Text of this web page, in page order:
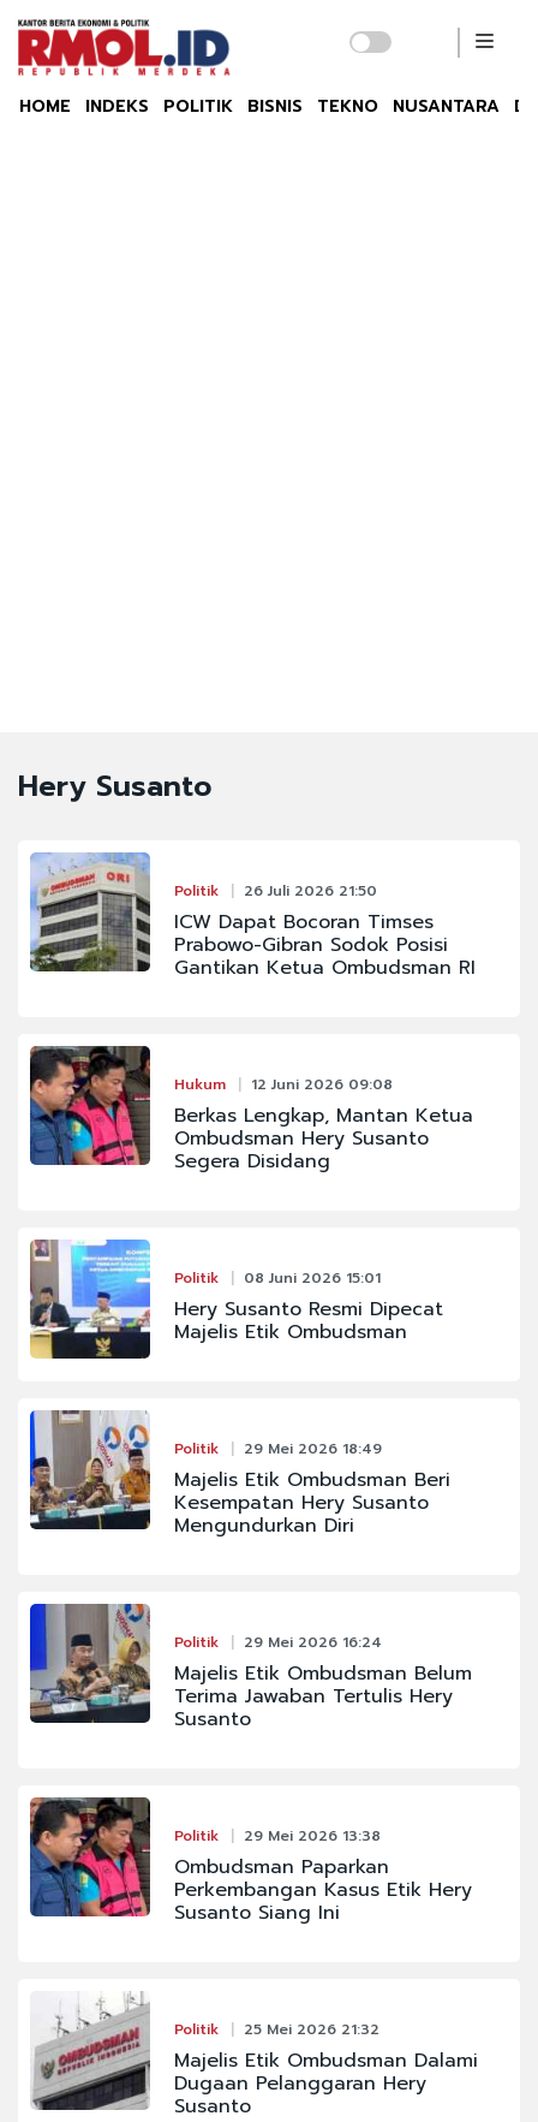
HOME INDEKS POLITIK BISNIS TEKNO NUSANTARA
Hery Susanto
Politik 26 Juli 2026 21:50
ICW Dapat Bocoran Timses
Prabowo-Gibran Sodok Posisi
Gantikan Ketua Ombudsman RI
Hukum 12 Juni 2026 09:08
Berkas Lengkap, Mantan Ketua
Ombudsman Hery Susanto
Segera Disidang
Politik 08 Juni 2026 15:01
Hery Susanto Resmi Dipecat
Majelis Etik Ombudsman
Politik 29 Mei 2026 18:49
Majelis Etik Ombudsman Beri
Kesempatan Hery Susanto
Mengundurkan Diri
Politik 29 Mei 2026 16:24
Majelis Etik Ombudsman Belum
Terima Jawaban Tertulis Hery
Susanto
Politik 29 Mei 2026 13:38
Ombudsman Paparkan
Perkembangan Kasus Etik Hery
Susanto Siang Ini
Politik 25 Mei 2026 21:32
Majelis Etik Ombudsman Dalami
Dugaan Pelanggaran Hery
Susanto